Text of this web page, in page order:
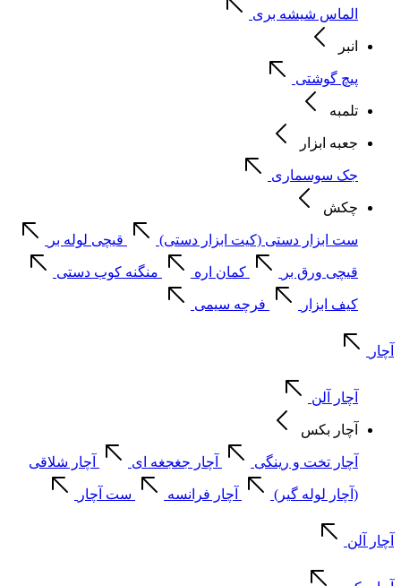
الماس شیشه بری
انبر
پیچ گوشتی
تلمبه
جعبه ابزار
جک سوسماری
چکش
ست ابزار دستی (کیت ابزار دستی) قیچی لوله بر
قیچی ورق بر کمان اره منگنه کوب دستی
کیف ابزار فرچه سیمی
آچار
آچار آلن
آچار بکس
آچار تخت و رینگی آچار جغجغه ای آچار شلاقی
(آچار لوله گیر) آچار فرانسه ست آچار
آچار آلن